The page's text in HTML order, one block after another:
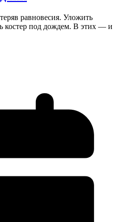
равновесия. Уложить
костер под дождем. В этих — и